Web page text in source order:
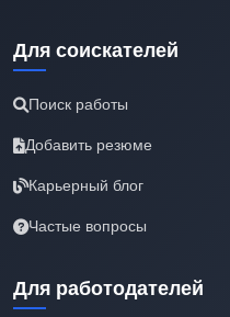
Для соискателей
Поиск работы
Добавить резюме
Карьерный блог
Частые вопросы
Для работодателей